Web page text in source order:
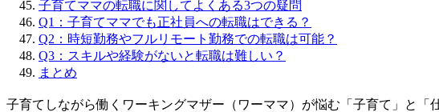
子育てママの転職に関してよくある3つの疑問
Q1：子育てママでも正社員への転職はできる？
Q2：時短勤務やフルリモート勤務での転職は可能？
Q3：スキルや経験がないと転職は難しい？
まとめ
子育てしながら働くワーキングマザー（ワーママ）が悩む「子育て」と